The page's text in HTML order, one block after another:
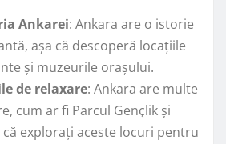
Ankarei: Ankara are o istorie
așa că descoperă locațiile
și muzeurile orașului.
de relaxare: Ankara are multe
cum ar fi Parcul Gençlik și
că explorați aceste locuri pentru